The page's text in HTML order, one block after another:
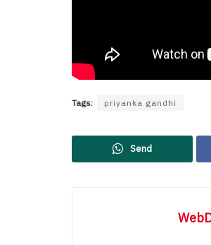
Tags: priyanka gandhi
Send